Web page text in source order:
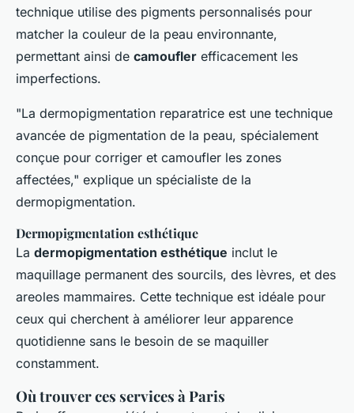
technique utilise des pigments personnalisés pour
matcher la couleur de la peau environnante,
permettant ainsi de camoufler efficacement les
imperfections.
"La dermopigmentation reparatrice est une technique
avancée de pigmentation de la peau, spécialement
conçue pour corriger et camoufler les zones
affectées," explique un spécialiste de la
dermopigmentation.
Dermopigmentation esthétique
La dermopigmentation esthétique inclut le
maquillage permanent des sourcils, des lèvres, et des
areoles mammaires. Cette technique est idéale pour
ceux qui cherchent à améliorer leur apparence
quotidienne sans le besoin de se maquiller
constamment.
Où trouver ces services à Paris